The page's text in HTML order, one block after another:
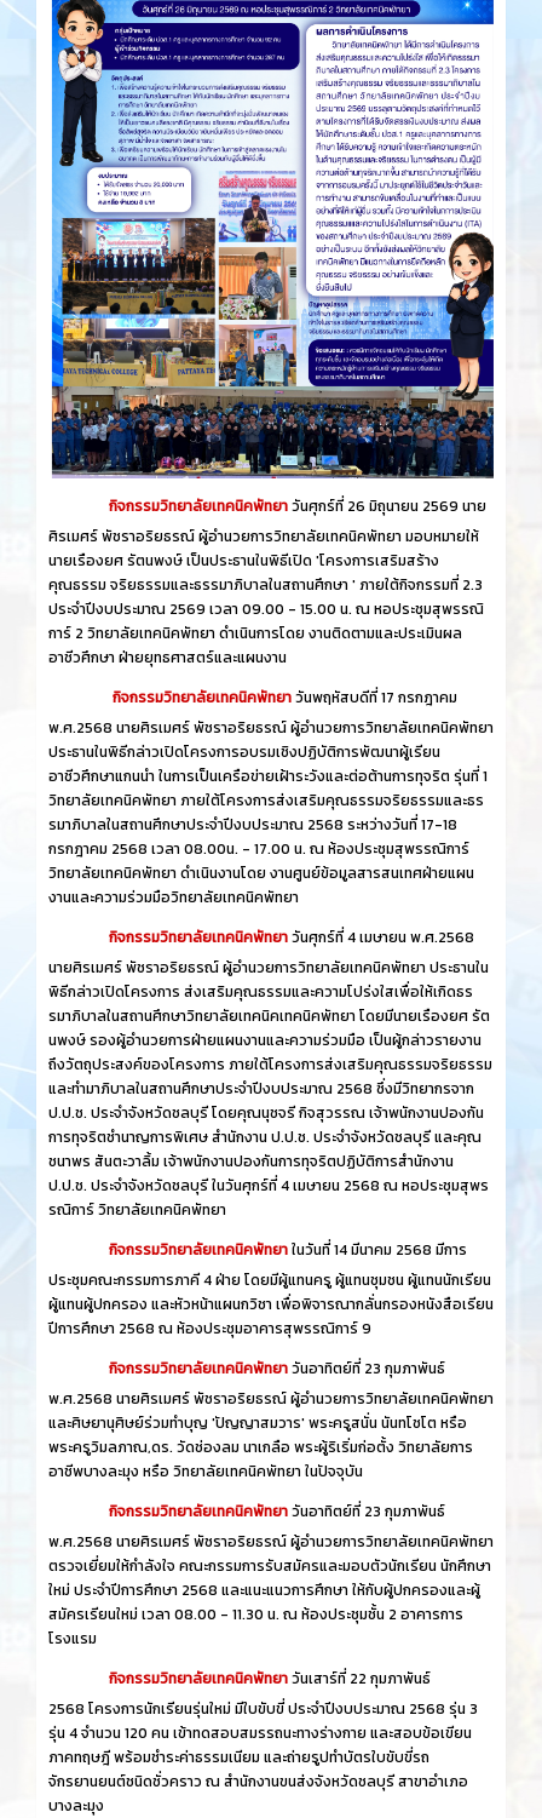
กิจกรรมวิทยาลัยเทคนิคพัทยาวันศุกร์​ที่ 26 ​มิถุนายน​ 2569 นาย
ศิรเมศร์ พัชราอริยธรณ์ ผู้อำนวยการวิทยาลัยเทคนิคพัทยา มอบหมายให้
นายเรืองยศ รัตนพงษ์ เป็นประธานในพิธีเปิด 'โครงการเสริมสร้าง
คุณธรรม จริยธรรมและธรรมาภิบาลในสถานศึกษา ' ภายใต้กิจกรรมที่ 2.3
ประจำปีงบประมาณ 2569 เวลา 09.00 - 15.00 น. ณ หอประชุมสุพรรณิ
การ์ 2 วิทยาลัยเทคนิคพัทยา ดำเนินการโดย งานติดตามและประเมินผล
อาชีวศึกษา ฝ่ายยุทธศาสตร์และแผนงาน
กิจกรรมวิทยาลัยเทคนิคพัทยาวันพฤหัสบดีที่ 17 กรกฎาคม
พ.ศ.2568 นายศิรเมศร์ พัชราอริยธรณ์ ผู้อำนวยการวิทยาลัยเทคนิคพัทยา
ประธานในพิธีกล่าวเปิดโครงการอบรมเชิงปฏิบัติการพัฒนาผู้เรียน
อาชีวศึกษาแกนนำ ในการเป็นเครือข่ายเฝ้าระวังและต่อต้านการทุจริต รุ่นที่ 1
วิทยาลัยเทคนิคพัทยา ภายใต้โครงการส่งเสริมคุณธรรมจริยธรรมและธร
รมาภิบาลในสถานศึกษาประจำปีงบประมาณ 2568 ระหว่างวันที่ 17-18
กรกฎาคม 2568 เวลา 08.00น. - 17.00 น. ณ ห้องประชุมสุพรรณิการ์
วิทยาลัยเทคนิคพัทยา ดำเนินงานโดย งานศูนย์ข้อมูลสารสนเทศฝ่ายแผน
งานและความร่วมมือวิทยาลัยเทคนิคพัทยา
กิจกรรมวิทยาลัยเทคนิคพัทยาวันศุกร์ที่ 4 เมษายน พ.ศ.2568
นายศิรเมศร์ พัชราอริยธรณ์ ผู้อำนวยการวิทยาลัยเทคนิคพัทยา ประธานใน
พิธีกล่าวเปิดโครงการ ส่งเสริมคุณธรรมและความโปร่งใสเพื่อให้เกิดธร
รมาภิบาลในสถานศึกษาวิทยาลัยเทคนิคเทคนิคพัทยา โดยมีนายเรืองยศ รัต
นพงษ์ รองผู้อำนวยการฝ่ายแผนงานและความร่วมมือ เป็นผู้กล่าวรายงาน
ถึงวัตถุประสงค์ของโครงการ ภายใต้โครงการส่งเสริมคุณธรรมจริยธรรม
และทำมาภิบาลในสถานศึกษาประจำปีงบประมาณ 2568 ซึ่งมีวิทยากรจาก
ป.ป.ช. ประจำจังหวัดชลบุรี โดยคุณนุชจรี กิจสุวรรณ เจ้าพนักงานปองกัน
การทุจริตชำนาญการพิเศษ สำนักงาน ป.ป.ช. ประจำจังหวัดชลบุรี และคุณ
ชนาพร สันตะวาลิ้ม เจ้าพนักงานปองกันการทุจริตปฏิบัติการสำนักงาน
ป.ป.ช. ประจำจังหวัดชลบุรี ในวันศุกร์ที่ 4 เมษายน 2568 ณ หอประชุมสุพร
รณิการ์ วิทยาลัยเทคนิคพัทยา
กิจกรรมวิทยาลัยเทคนิคพัทยาในวันที่ 14 มีนาคม 2568 มีการ
ประชุมคณะกรรมการภาคี 4 ฝ่าย โดยมีผู้แทนครู ผู้แทนชุมชน ผู้แทนนักเรียน
ผู้แทนผู้ปกครอง และหัวหน้าแผนกวิชา เพื่อพิจารณากลั่นกรองหนังสือเรียน
ปีการศึกษา 2568 ณ ห้องประชุมอาคารสุพรรณิการ์ 9
กิจกรรมวิทยาลัยเทคนิคพัทยาวันอาทิตย์ที่ 23 กุมภาพันธ์
พ.ศ.2568 นายศิรเมศร์ พัชราอริยธรณ์ ผู้อำนวยการวิทยาลัยเทคนิคพัทยา
และศิษยานุศิษย์ร่วมทำบุญ 'ปัญญาสมวาร' พระครูสนั่น นันทโชโต หรือ
พระครูวิมลภาณ,ดร. วัดช่องลม นาเกลือ พระผู้ริเริ่มก่อตั้ง วิทยาลัยการ
อาชีพบางละมุง หรือ วิทยาลัยเทคนิคพัทยา ในปัจจุบัน
กิจกรรมวิทยาลัยเทคนิคพัทยาวันอาทิตย์ที่ 23 กุมภาพันธ์
พ.ศ.2568 นายศิรเมศร์ พัชราอริยธรณ์ ผู้อำนวยการวิทยาลัยเทคนิคพัทยา
ตรวจเยี่ยมให้กำลังใจ คณะกรรมการรับสมัครและมอบตัวนักเรียน นักศึกษา
ใหม่ ประจำปีการศึกษา 2568 และแนะแนวการศึกษา ให้กับผู้ปกครองและผู้
สมัครเรียนใหม่ เวลา 08.00 - 11.30 น. ณ ห้องประชุมชั้น 2 อาคารการ
โรงแรม
กิจกรรมวิทยาลัยเทคนิคพัทยาวันเสาร์ที่ 22 กุมภาพันธ์
2568 โครงการนักเรียนรุ่นใหม่ มีใบขับขี่ ประจำปีงบประมาณ 2568 รุ่น 3
รุ่น 4 จำนวน 120 คน เข้าทดสอบสมรรถนะทางร่างกาย และสอบข้อเขียน
ภาคทฤษฎี พร้อมชำระค่าธรรมเนียม และถ่ายรูปทำบัตรใบขับขี่รถ
จักรยานยนต์ชนิดชั่วคราว ณ สำนักงานขนส่งจังหวัดชลบุรี สาขาอำเภอ
บางละมุง